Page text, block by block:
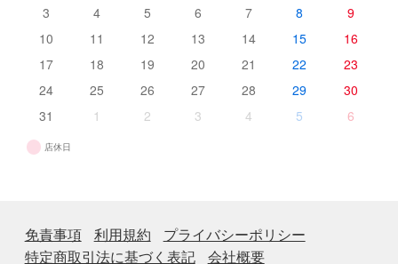
3
4 5 6 7 8
9
10
11 12 13 14 15
16
17
18 19 20 21 22
23
24
25 26 27 28 29
30
31
1 2 3 4 5 6
店休日
免責事項 利用規約
プライバシーポリシー
特定商取引法に基づく表記
会社概要